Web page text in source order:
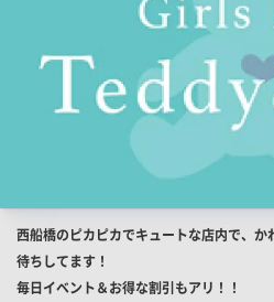
店
舗
PR
西船橋のピカピカでキュートな店内で、
待ちしてます！
毎日イベント＆お得な割引もアリ！！